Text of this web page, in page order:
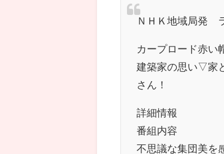
ＮＨＫ地域局発
カープロード赤
建築家の思い▽家
さん！
詳細情報
番組内容
不思議な集団美を